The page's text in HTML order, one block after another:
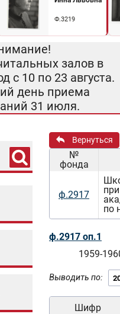
Ф.3219
залов в
с 10 по 23 августа.
день приема
31 июля.
Вернуться
№
фонда
ф.2917
по
ф.2917 оп.1
1959-
Выводить по:
Шифр